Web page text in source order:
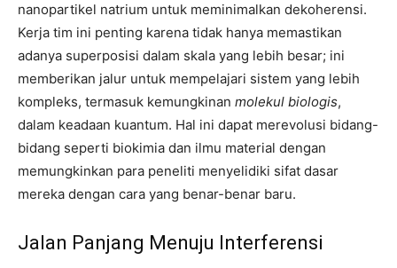
nanopartikel natrium untuk meminimalkan dekoherensi.
Kerja tim ini penting karena tidak hanya memastikan
adanya superposisi dalam skala yang lebih besar; ini
memberikan jalur untuk mempelajari sistem yang lebih
kompleks, termasuk kemungkinan molekul biologis,
dalam keadaan kuantum. Hal ini dapat merevolusi bidang-
bidang seperti biokimia dan ilmu material dengan
memungkinkan para peneliti menyelidiki sifat dasar
mereka dengan cara yang benar-benar baru.
Jalan Panjang Menuju Interferensi